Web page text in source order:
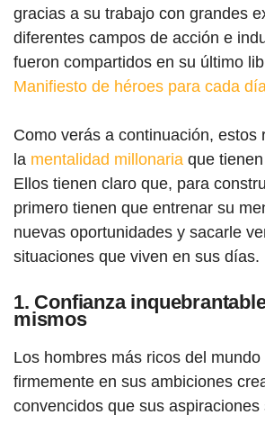
gracias a su trabajo con grandes
diferentes campos de acción e
fueron compartidos en su último
Manifiesto de héroes para cada
Como verás a continuación, estos
la mentalidad millonaria que
Ellos tienen claro que, para
primero tienen que entrenar su
nuevas oportunidades y sacarle
situaciones que viven en sus días.
1. Confianza
mismos
Los hombres más ricos del mundo
firmemente en sus ambiciones
convencidos que sus aspiraciones